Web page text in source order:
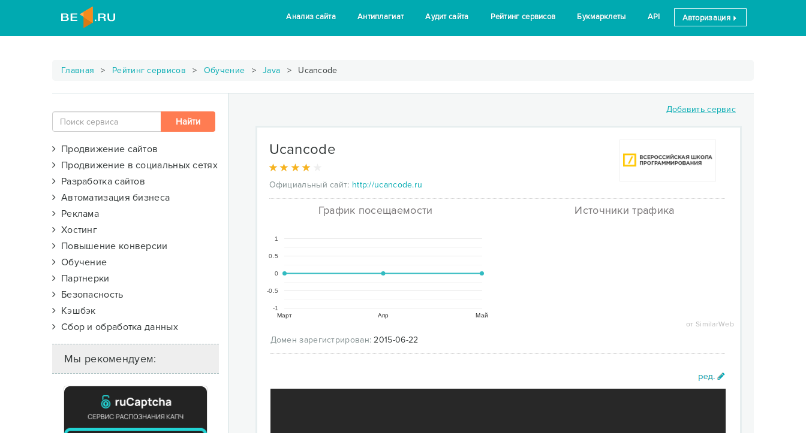
Анализ сайта Антиплагиат Аудит сайта Рейтинг сервисов Букмарклеты API Авторизация
Главная Рейтинг сервисов Обучение Java Ucancode
Продвижение сайтов
Продвижение в социальных сетях
Разработка сайтов
Автоматизация бизнеса
Реклама
Хостинг
Повышение конверсии
Обучение
Партнерки
Безопасность
Кэшбэк
Сбор и обработка данных
Мы рекомендуем:
Добавить сервис
Ucancode
Официальный сайт: http://ucancode.ru
График посещаемости
Март Апр Май
-1
-0.5
0
0.5
1
Источники трафика
от SimilarWeb
Домен зарегистрирован: 2015-06-22